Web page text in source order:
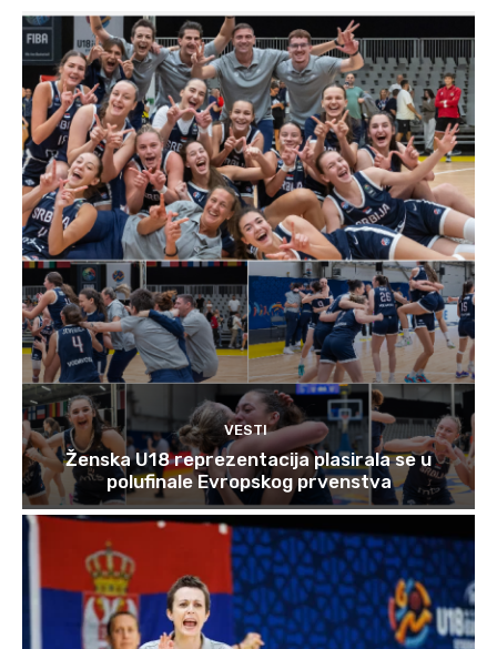
VESTI
Ženska U18 reprezentacija plasirala se u
polufinale Evropskog prvenstva